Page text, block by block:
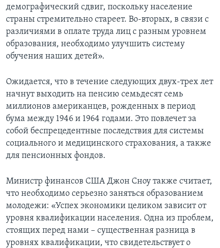
демографический сдвиг, поскольку население
страны стремительно стареет. Во-вторых, в связи с
различиями в оплате труда лиц с разным уровнем
образования, необходимо улучшить систему
обучения наших детей».
Ожидается, что в течение следующих двух-трех лет
начнут выходить на пенсию семьдесят семь
миллионов американцев, рожденных в период
бума между 1946 и 1964 годами. Это повлечет за
собой беспрецедентные последствия для системы
социального и медицинского страхования, а также
для пенсионных фондов.
Министр финансов США Джон Сноу также считает,
что необходимо серьезно заняться образованием
молодежи: «Успех экономики целиком зависит от
уровня квалификации населения. Одна из проблем,
стоящих перед нами – существенная разница в
уровнях квалификации, что свидетельствует о